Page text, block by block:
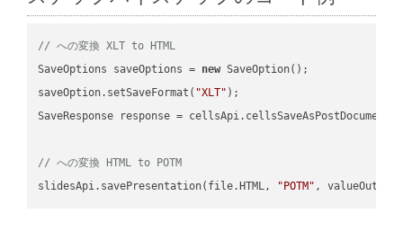
// への変換 XLT to HTML
SaveOptions saveOptions = new SaveOption();
saveOption.setSaveFormat( "XLT" );
SaveResponse response =
// への変換 HTML to POTM
slidesApi.savePresentation(file.HTML,
"POTM"